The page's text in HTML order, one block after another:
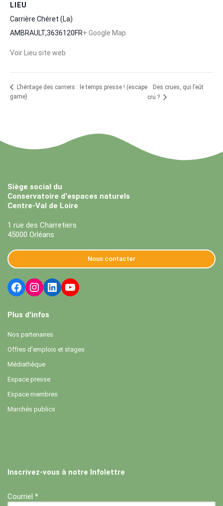
LIEU
Carrière Chéret (La)
AMBRAULT,3636120FR+ Google Map
Voir Lieu site web
L’héritage des carriers : le temps presse ! (escape
game)
Des crues, qui l’eût
cru ?
Siège social du
Conservatoire d'espaces naturels
Centre-Val de Loire
1 rue des Charretiers
45000 Orléans
Nous contacter
Plus d'infos
Nos partenaires
Offres d’emplois et stages
Médiathèque
Espace presse
Espace membres
Marchés publics
Inscrivez-vous à notre Infolettre
Courriel *